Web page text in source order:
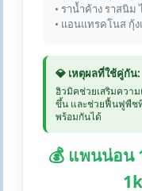
• ราน้ำค้าง ราสนิม
• แอนแทรคโนส กุ้
💎 เหตุผลที่ใช้คู่กัน:
ฮิวมิคช่วยเสริมควา
ขึ้น และช่วยฟื้นฟูพืช
พร้อมกันได้
💰 แพนน่อน